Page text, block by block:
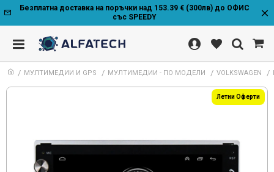
Безплатна доставка на поръчки над 153.39 € (300лв) до ОФИС
със SPEEDY
МУЛТИМЕДИИ И GPS МУЛТИМЕДИИ - ПО МОДЕЛИ VOLKSWAGEN
Летни Оферти